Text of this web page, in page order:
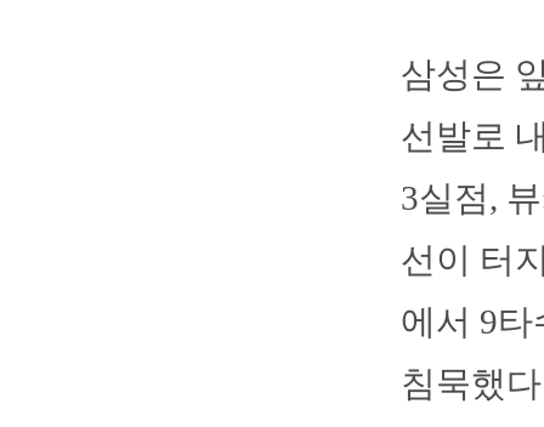
삼성은
선발로
3실점,
선이 터
에서 9
침묵했